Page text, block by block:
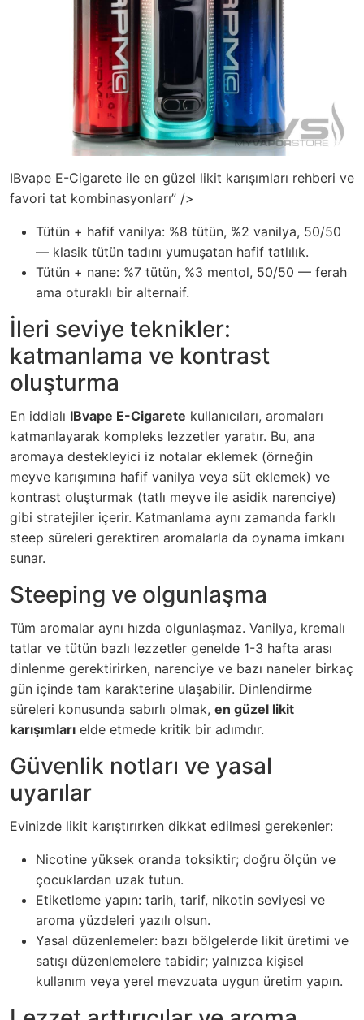
IBvape E-Cigarete ile en güzel likit karışımları rehberi ve
favori tat kombinasyonları” />
Tütün + hafif vanilya: %8 tütün, %2 vanilya, 50/50
— klasik tütün tadını yumuşatan hafif tatlılık.
Tütün + nane: %7 tütün, %3 mentol, 50/50 — ferah
ama oturaklı bir alternaif.
İleri seviye teknikler:
katmanlama ve kontrast
oluşturma
En iddialı IBvape E-Cigarete kullanıcıları, aromaları
katmanlayarak kompleks lezzetler yaratır. Bu, ana
aromaya destekleyici iz notalar eklemek (örneğin
meyve karışımına hafif vanilya veya süt eklemek) ve
kontrast oluşturmak (tatlı meyve ile asidik narenciye)
gibi stratejiler içerir. Katmanlama aynı zamanda farklı
steep süreleri gerektiren aromalarla da oynama imkanı
sunar.
Steeping ve olgunlaşma
Tüm aromalar aynı hızda olgunlaşmaz. Vanilya, kremalı
tatlar ve tütün bazlı lezzetler genelde 1-3 hafta arası
dinlenme gerektirirken, narenciye ve bazı naneler birkaç
gün içinde tam karakterine ulaşabilir. Dinlendirme
süreleri konusunda sabırlı olmak, en güzel likit
karışımları elde etmede kritik bir adımdır.
Güvenlik notları ve yasal
uyarılar
Evinizde likit karıştırırken dikkat edilmesi gerekenler:
Nicotine yüksek oranda toksiktir; doğru ölçün ve
çocuklardan uzak tutun.
Etiketleme yapın: tarih, tarif, nikotin seviyesi ve
aroma yüzdeleri yazılı olsun.
Yasal düzenlemeler: bazı bölgelerde likit üretimi ve
satışı düzenlemelere tabidir; yalnızca kişisel
kullanım veya yerel mevzuata uygun üretim yapın.